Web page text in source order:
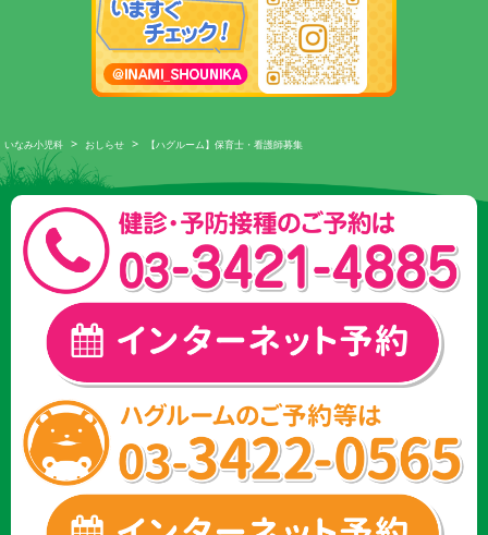
いなみ小児科 > おしらせ > 【ハグルーム】保育士・看護師募集